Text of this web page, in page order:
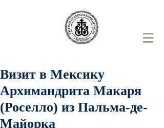
Визит в Мексику
Архимандрита Макаря
(Роселло) из Пальма-де-
Майорка